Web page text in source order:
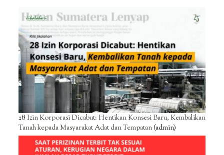
28 Izin Korporasi Dicabut: Hentikan Konsesi Baru, Kembalikan
Tanah kepada Masyarakat Adat dan Tempatan(admin)